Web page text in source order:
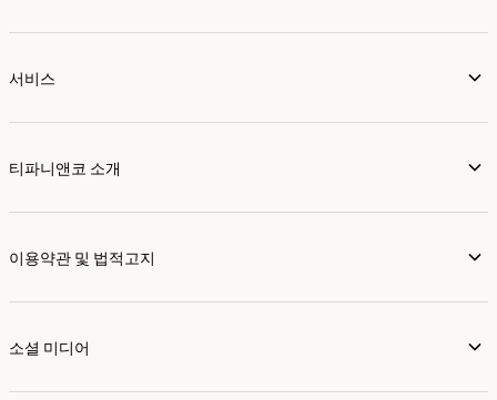
서비스
티파니앤코 소개
이용약관 및 법적고지
소셜 미디어